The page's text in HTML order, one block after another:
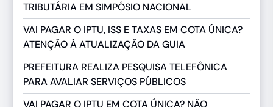
TRIBUTÁRIA EM SIMPÓSIO NACIONAL
VAI PAGAR O IPTU, ISS E TAXAS EM COTA ÚNICA?
ATENÇÃO À ATUALIZAÇÃO DA GUIA
PREFEITURA REALIZA PESQUISA TELEFÔNICA
PARA AVALIAR SERVIÇOS PÚBLICOS
VAI PAGAR O IPTU EM COTA ÚNICA? NÃO